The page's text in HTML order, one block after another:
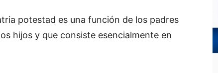
potestad es una función de los padres
hijos y que consiste esencialmente en